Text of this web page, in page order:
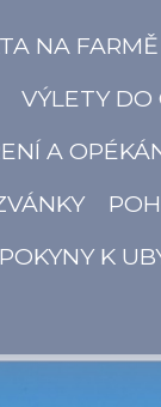
NA FARMĚ
VÝLETY DO
A
POKYNY K